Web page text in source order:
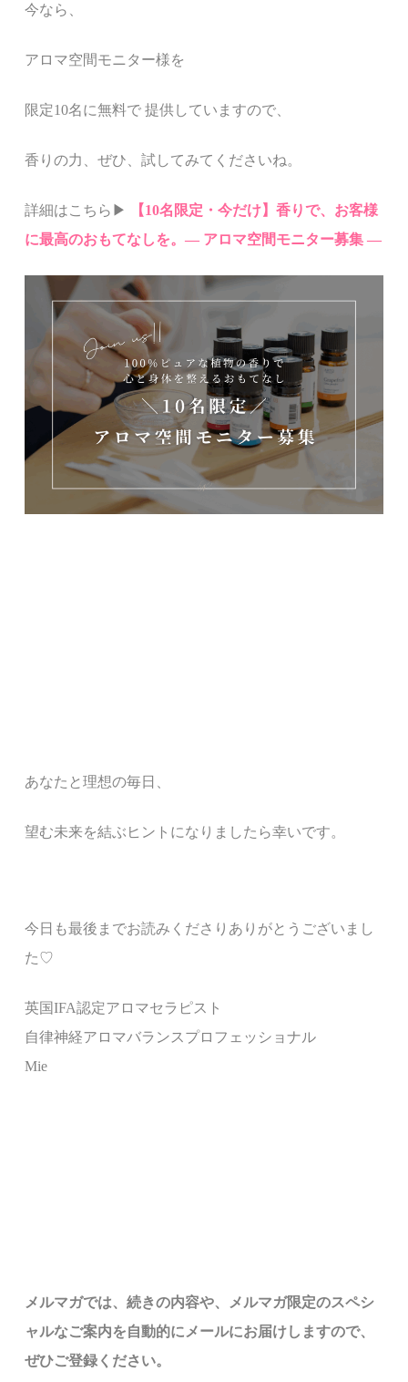
今なら、
アロマ空間モニター様を
限定10名に無料で 提供していますので、
香りの力、ぜひ、試してみてくださいね。
詳細はこちら▶︎
【10名限定・今だけ】香りで、お客様
に最高のおもてなしを。— アロマ空間モニター募集 —
あなたと理想の毎日、
望む未来を結ぶヒントになりましたら幸いです。
今日も最後までお読みくださりありがとうございまし
た♡
英国IFA認定アロマセラピスト
自律神経アロマバランスプロフェッショナル
Mie
メルマガでは、続きの内容や、メルマガ限定のスペシ
ャルなご案内を自動的にメールにお届けしますので、
ぜひご登録ください。